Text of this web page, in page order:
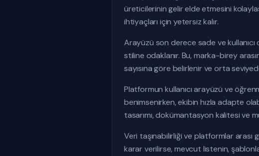
üreticilerinin gelir elde etmesini
ihtiyaçları için yetersiz kalır.
Arayüzü son derece sade ve
stiline odaklanır. Bu, marka-birey
sayısına göre belirlenir ve orta
Platformun kullanıcı arayüzü ve
benimsenirken, ekibin hızla adapte
tasarımı, dokümantasyon kalitesi ve
Veri taşınabilirliği ve platformlar arası
karar verilirse, mevcut listenin,